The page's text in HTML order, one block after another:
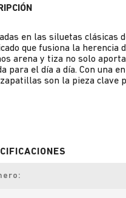
en las siluetas clásicas
que fusiona la herencia
arena y tiza no solo
para el día a día. Con una
son la pieza clave